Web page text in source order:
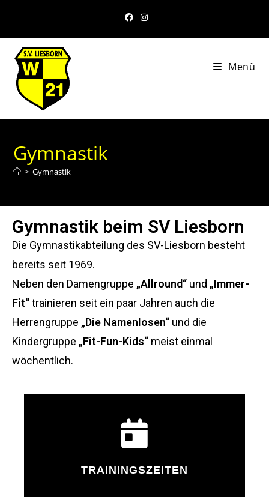
Menü
Gymnastik
> Gymnastik
Gymnastik beim SV Liesborn
Die Gymnastikabteilung des SV-Liesborn besteht
bereits seit 1969.
Neben den Damengruppe „Allround“ und „Immer-
Fit“trainieren seit ein paar Jahren auch die
Herrengruppe „Die Namenlosen“ und die
Kindergruppe „Fit-Fun-Kids“ meist einmal
wöchentlich.
TRAININGSZEITEN